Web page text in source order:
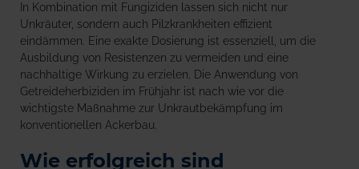
In Kombination mit Fungiziden lassen sich nicht nur
Unkräuter, sondern auch Pilzkrankheiten effizient
eindämmen. Eine exakte Dosierung ist essenziell, um die
Ausbildung von Resistenzen zu vermeiden und eine
nachhaltige Wirkung zu erzielen. Die Anwendung von
Getreideherbiziden im Frühjahr ist nach wie vor die
wichtigste Maßnahme zur Unkrautbekämpfung im
konventionellen Ackerbau.
Wie erfolgreich sind